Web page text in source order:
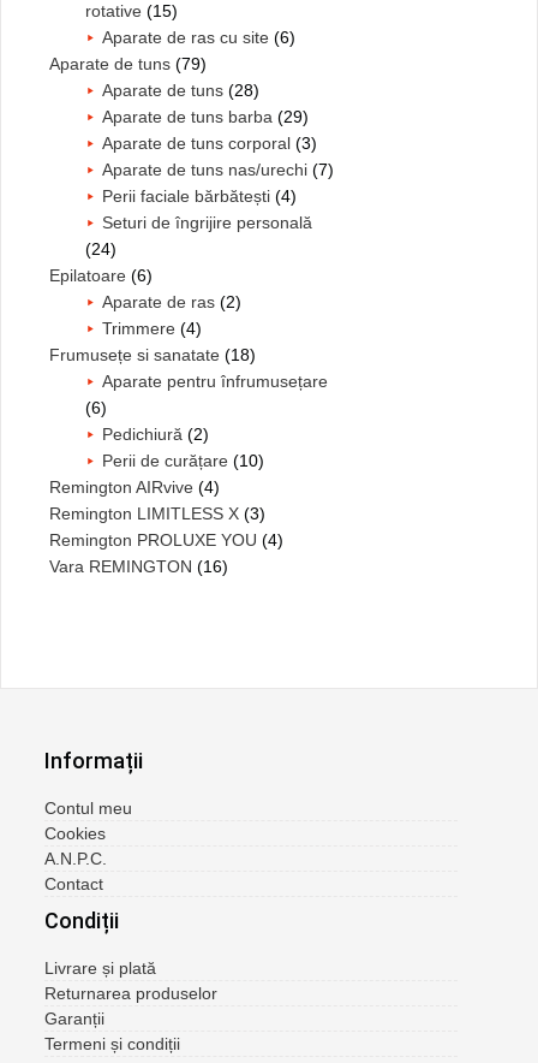
rotative (15)
Aparate de ras cu site (6)
Aparate de tuns (79)
Aparate de tuns (28)
Aparate de tuns barba (29)
Aparate de tuns corporal (3)
Aparate de tuns nas/urechi (7)
Perii faciale bărbătești (4)
Seturi de îngrijire personală
(24)
Epilatoare (6)
Aparate de ras (2)
Trimmere (4)
Frumusețe si sanatate (18)
Aparate pentru înfrumusețare
(6)
Pedichiură (2)
Perii de curățare (10)
Remington AIRvive (4)
Remington LIMITLESS X (3)
Remington PROLUXE YOU (4)
Vara REMINGTON (16)
Informații
Contul meu
Cookies
A.N.P.C.
Contact
Condiții
Livrare și plată
Returnarea produselor
Garanții
Termeni și condiții